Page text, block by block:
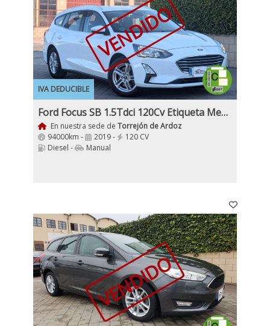
IVA DEDUCIBLE
VENDIDO
Ford Focus SB 1.5Tdci 120Cv Etiqueta Medioambiental C
En nuestra sede de Torrejón de Ardoz
94000km -
2019 -
120 CV
Diesel -
Manual
VENDIDO